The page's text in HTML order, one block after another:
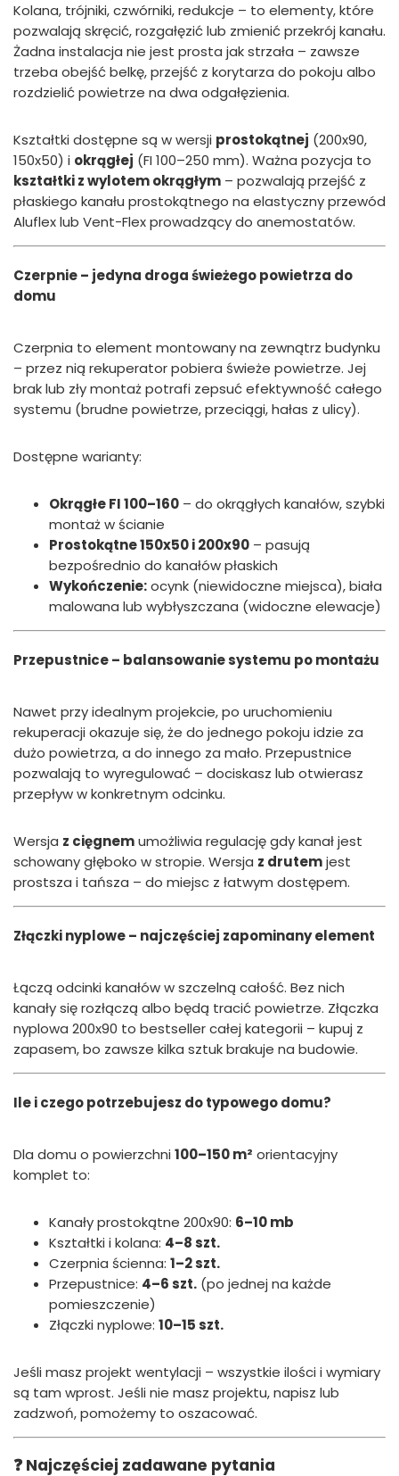
Kolana, trójniki, czwórniki, redukcje – to elementy, które
pozwalają skręcić, rozgałęzić lub zmienić przekrój kanału.
Żadna instalacja nie jest prosta jak strzała – zawsze
trzeba obejść belkę, przejść z korytarza do pokoju albo
rozdzielić powietrze na dwa odgałęzienia.
Kształtki dostępne są w wersji prostokątnej (200x90,
150x50) i okrągłej (FI 100–250 mm). Ważna pozycja to
kształtki z wylotem okrągłym – pozwalają przejść z
płaskiego kanału prostokątnego na elastyczny przewód
Aluflex lub Vent-Flex prowadzący do anemostatów.
Czerpnie – jedyna droga świeżego powietrza do
domu
Czerpnia to element montowany na zewnątrz budynku
– przez nią rekuperator pobiera świeże powietrze. Jej
brak lub zły montaż potrafi zepsuć efektywność całego
systemu (brudne powietrze, przeciągi, hałas z ulicy).
Dostępne warianty:
Okrągłe FI 100–160 – do okrągłych kanałów, szybki
montaż w ścianie
Prostokątne 150x50 i 200x90 – pasują
bezpośrednio do kanałów płaskich
Wykończenie:ocynk (niewidoczne miejsca), biała
malowana lub wybłyszczana (widoczne elewacje)
Przepustnice – balansowanie systemu po montażu
Nawet przy idealnym projekcie, po uruchomieniu
rekuperacji okazuje się, że do jednego pokoju idzie za
dużo powietrza, a do innego za mało. Przepustnice
pozwalają to wyregulować – dociskasz lub otwierasz
przepływ w konkretnym odcinku.
Wersja z cięgnemumożliwia regulację gdy kanał jest
schowany głęboko w stropie. Wersja z drutemjest
prostsza i tańsza – do miejsc z łatwym dostępem.
Złączki nyplowe – najczęściej zapominany element
Łączą odcinki kanałów w szczelną całość. Bez nich
kanały się rozłączą albo będą tracić powietrze. Złączka
nyplowa 200x90 to bestseller całej kategorii – kupuj z
zapasem, bo zawsze kilka sztuk brakuje na budowie.
Ile i czego potrzebujesz do typowego domu?
Dla domu o powierzchni 100–150 m² orientacyjny
komplet to:
Kanały prostokątne 200x90: 6–10 mb
Kształtki i kolana: 4–8 szt.
Czerpnia ścienna: 1–2 szt.
Przepustnice: 4–6 szt. (po jednej na każde
pomieszczenie)
Złączki nyplowe: 10–15 szt.
Jeśli masz projekt wentylacji – wszystkie ilości i wymiary
są tam wprost. Jeśli nie masz projektu, napisz lub
zadzwoń, pomożemy to oszacować.
❓ Najczęściej zadawane pytania